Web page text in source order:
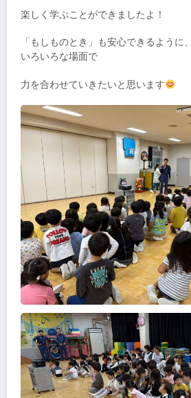
楽しく学ぶことができましたよ！
「もしものとき」も安心できるように
いろいろな場面で
力を合わせていきたいと思います